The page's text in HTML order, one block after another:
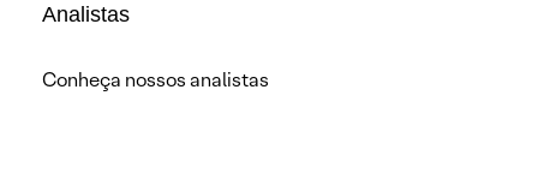
Analistas
Conheça nossos analistas